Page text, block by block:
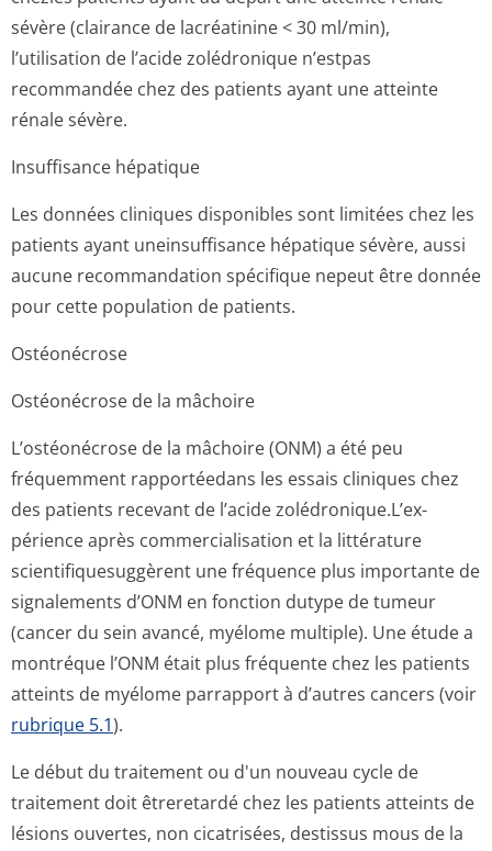
sévère (clairance de lacréatinine < 30 ml/min),
l’utilisation de l’acide zolédronique n’estpas
recommandée chez des patients ayant une atteinte
rénale sévère.
Insuffisance hépatique
Les données cliniques disponibles sont limitées chez les
patients ayant uneinsuffisance hépatique sévère, aussi
aucune recommandation spécifique nepeut être donnée
pour cette population de patients.
Ostéonécrose
Ostéonécrose de la mâchoire
L’ostéonécrose de la mâchoire (ONM) a été peu
fréquemment rapportéedans les essais cliniques chez
des patients recevant de l’acide zolédronique.L’ex­
périence après commercialisation et la littérature
scientifiquesug­gèrent une fréquence plus importante de
signalements d’ONM en fonction dutype de tumeur
(cancer du sein avancé, myélome multiple). Une étude a
montréque l’ONM était plus fréquente chez les patients
atteints de myélome parrapport à d’autres cancers (voir
rubrique 5.1).
Le début du traitement ou d'un nouveau cycle de
traitement doit êtreretardé chez les patients atteints de
lésions ouvertes, non cicatrisées, destissus mous de la